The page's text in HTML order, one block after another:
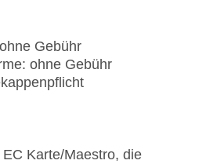
Gebühr
ohne Gebühr
Karte/Maestro, die